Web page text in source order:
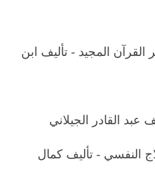
المجيد - تأليف ابن
عبد القادر الجيلاني
النفسي - تأليف كمال